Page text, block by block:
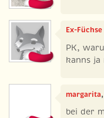
Ex-
PK,
kanns ja
margarita
bei der